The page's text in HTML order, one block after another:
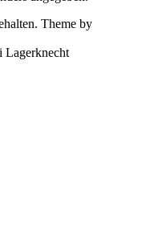
Theme by